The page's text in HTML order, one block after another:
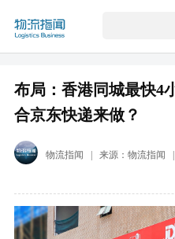
布局：香港同城最快4
合京东快递来做？
物流指闻 | 来源： 物流指闻